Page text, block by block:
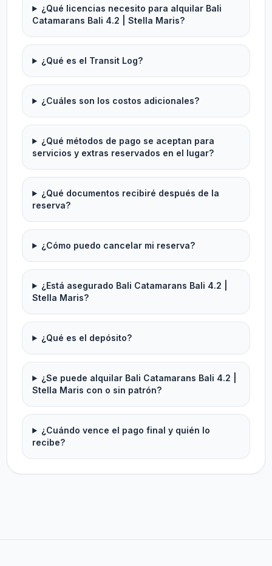
¿Qué licencias necesito para alquilar Bali
Catamarans Bali 4.2 | Stella Maris?
¿Qué es el Transit Log?
¿Cuáles son los costos adicionales?
¿Qué métodos de pago se aceptan para
servicios y extras reservados en el lugar?
¿Qué documentos recibiré después de la
reserva?
¿Cómo puedo cancelar mi reserva?
¿Está asegurado Bali Catamarans Bali 4.2 |
Stella Maris?
¿Qué es el depósito?
¿Se puede alquilar Bali Catamarans Bali 4.2 |
Stella Maris con o sin patrón?
¿Cuándo vence el pago final y quién lo
recibe?